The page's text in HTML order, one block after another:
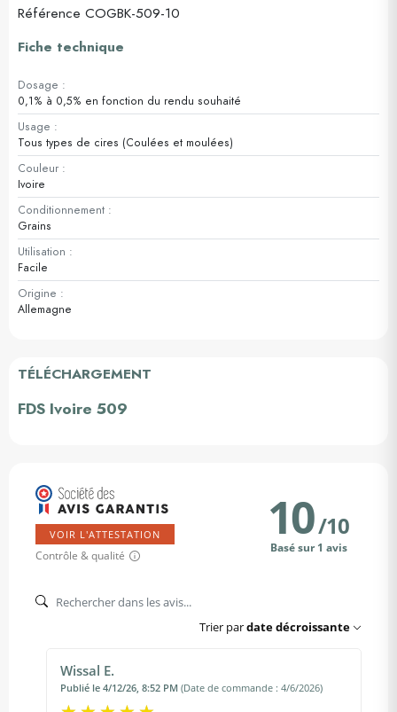
Référence COGBK-509-10
Fiche technique
Dosage :
0,1% à 0,5% en fonction du rendu souhaité
Usage :
Tous types de cires (Coulées et moulées)
Couleur :
Ivoire
Conditionnement :
Grains
Utilisation :
Facile
Origine :
Allemagne
TÉLÉCHARGEMENT
FDS Ivoire 509
VOIR L'ATTESTATION
Contrôle & qualité
10/10
Basé sur 1 avis
Trier pardate décroissante
Wissal E.
Publié le 4/12/26, 8:52 PM (Date de commande : 4/6/2026)